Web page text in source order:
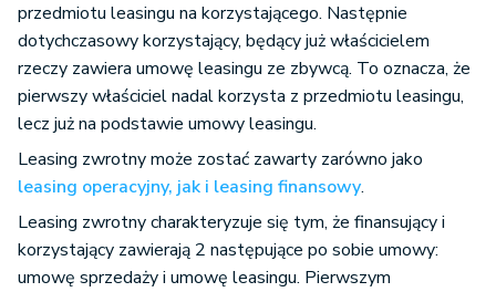
przedmiotu leasingu na korzystającego. Następnie
dotychczasowy korzystający, będący już właścicielem
rzeczy zawiera umowę leasingu ze zbywcą. To oznacza, że
pierwszy właściciel nadal korzysta z przedmiotu leasingu,
lecz już na podstawie umowy leasingu.
Leasing zwrotny może zostać zawarty zarówno jako
leasing operacyjny, jak i leasing finansowy.
Leasing zwrotny charakteryzuje się tym, że finansujący i
korzystający zawierają 2 następujące po sobie umowy:
umowę sprzedaży i umowę leasingu. Pierwszym